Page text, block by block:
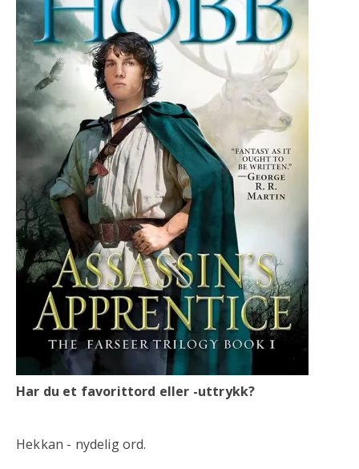
Har du et favorittord eller -uttrykk?
Hekkan - nydelig ord.